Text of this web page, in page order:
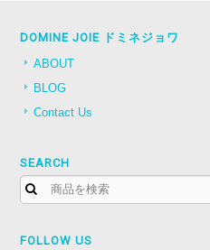
DOMINE JOIE ドミネジョワ
ABOUT
BLOG
Contact Us
SEARCH
FOLLOW US